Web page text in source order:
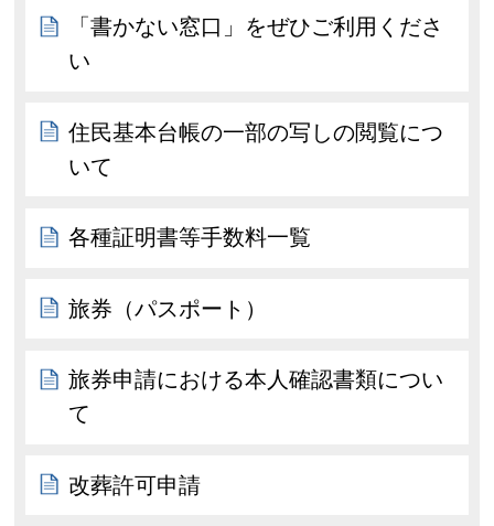
「書かない窓口」をぜひご利用くださ
い
住民基本台帳の一部の写しの閲覧につ
いて
各種証明書等手数料一覧
旅券（パスポート）
旅券申請における本人確認書類につい
て
改葬許可申請